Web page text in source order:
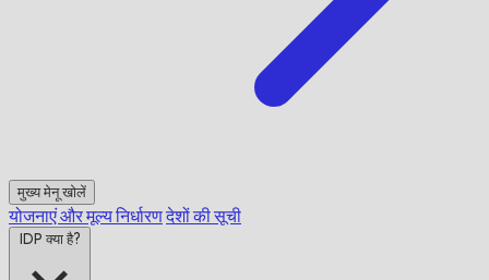
मुख्य मेनू खोलें
योजनाएं और मूल्य निर्धारणदेशों की सूची
IDP क्या है?